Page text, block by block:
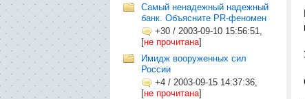
Самый ненадежный надежный
банк. Объясните PR-феномен
+30 / 2003-09-10 15:56:51,
[не прочитана]
Имидж вооруженных сил
России
+4 / 2003-09-15 14:37:36,
[не прочитана]